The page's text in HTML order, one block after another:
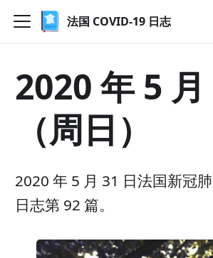
法国 COVID-19 日志
2020 年 5
（周日）
2020 年 5 月 31 日法国新冠肺
日志第 92 篇。